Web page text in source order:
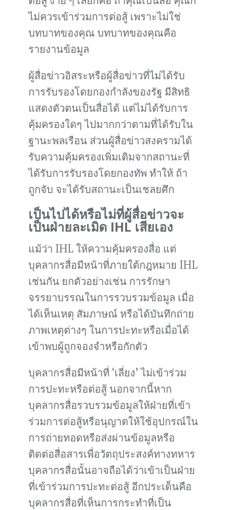
ไม่ควรเข้าร่วมการต่อสู้ เพราะไม่ใช่
บทบาทของคุณ บทบาทของคุณคือ
รายงานข้อมูล
ผู้สื่อข่าวอิสระหรือผู้สื่อข่าวที่ไม่ได้รับ
การรับรองโดยกองกำลังของรัฐ มีสิทธิ
แสดงตัวตนเป็นสื่อได้ แต่ไม่ได้รับการ
คุ้มครองใดๆ ไปมากกว่าตามที่ได้รับใน
ฐานะพลเรือน ส่วนผู้สื่อข่าวสงครามได้
รับความคุ้มครองเพิ่มเติมจากสถานะที่
ได้รับการรับรองโดยกองทัพ ทำให้ ถ้า
ถูกจับ จะได้รับสถานะเป็นเชลยศึก
เป็นไปได้หรือไม่ที่ผู้สื่อข่าวจะ
เป็นฝ่ายละเมิด IHL เสียเอง
แม้ว่า IHL ให้ความคุ้มครองสื่อ แต่
บุคลากรสื่อมีหน้าที่ภายใต้กฎหมาย IHL
เช่นกัน ยกตัวอย่างเช่น การรักษา
จรรยาบรรณในการรวบรวมข้อมูล เมื่อ
ได้เห็นเหตุ สัมภาษณ์ หรือได้บันทึกถ่าย
ภาพเหตุต่างๆ ในการปะทะหรือเมื่อได้
เข้าพบผู้ถูกจองจำหรือกักตัว
บุคลากรสื่อมีหน้าที่ ‘เลี่ยง’ ไม่เข้าร่วม
การปะทะหรือต่อสู้ นอกจากนี้หาก
บุคลากรสื่อรวบรวมข้อมูลให้ฝ่ายที่เข้า
ร่วมการต่อสู้หรือนุญาตให้ใช้อุปกรณ์ใน
การถ่ายทอดหรือส่งผ่านข้อมูลหรือ
ติดต่อสื่อสารเพื่อวัตถุประสงค์ทางทหาร
บุคลากรสื่อนั้นอาจถือได้ว่าเข้าเป็นฝ่าย
ที่เข้าร่วมการปะทะต่อสู้ อีกประเด็นคือ
บุคลากรสื่อที่เห็นการกระทำที่เป็น